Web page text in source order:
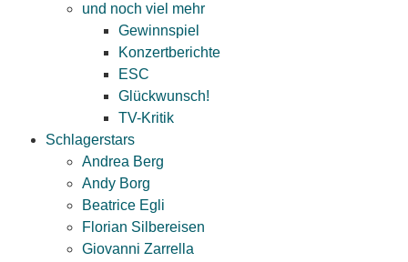
und noch viel mehr
Gewinnspiel
Konzertberichte
ESC
Glückwunsch!
TV-Kritik
Schlagerstars
Andrea Berg
Andy Borg
Beatrice Egli
Florian Silbereisen
Giovanni Zarrella